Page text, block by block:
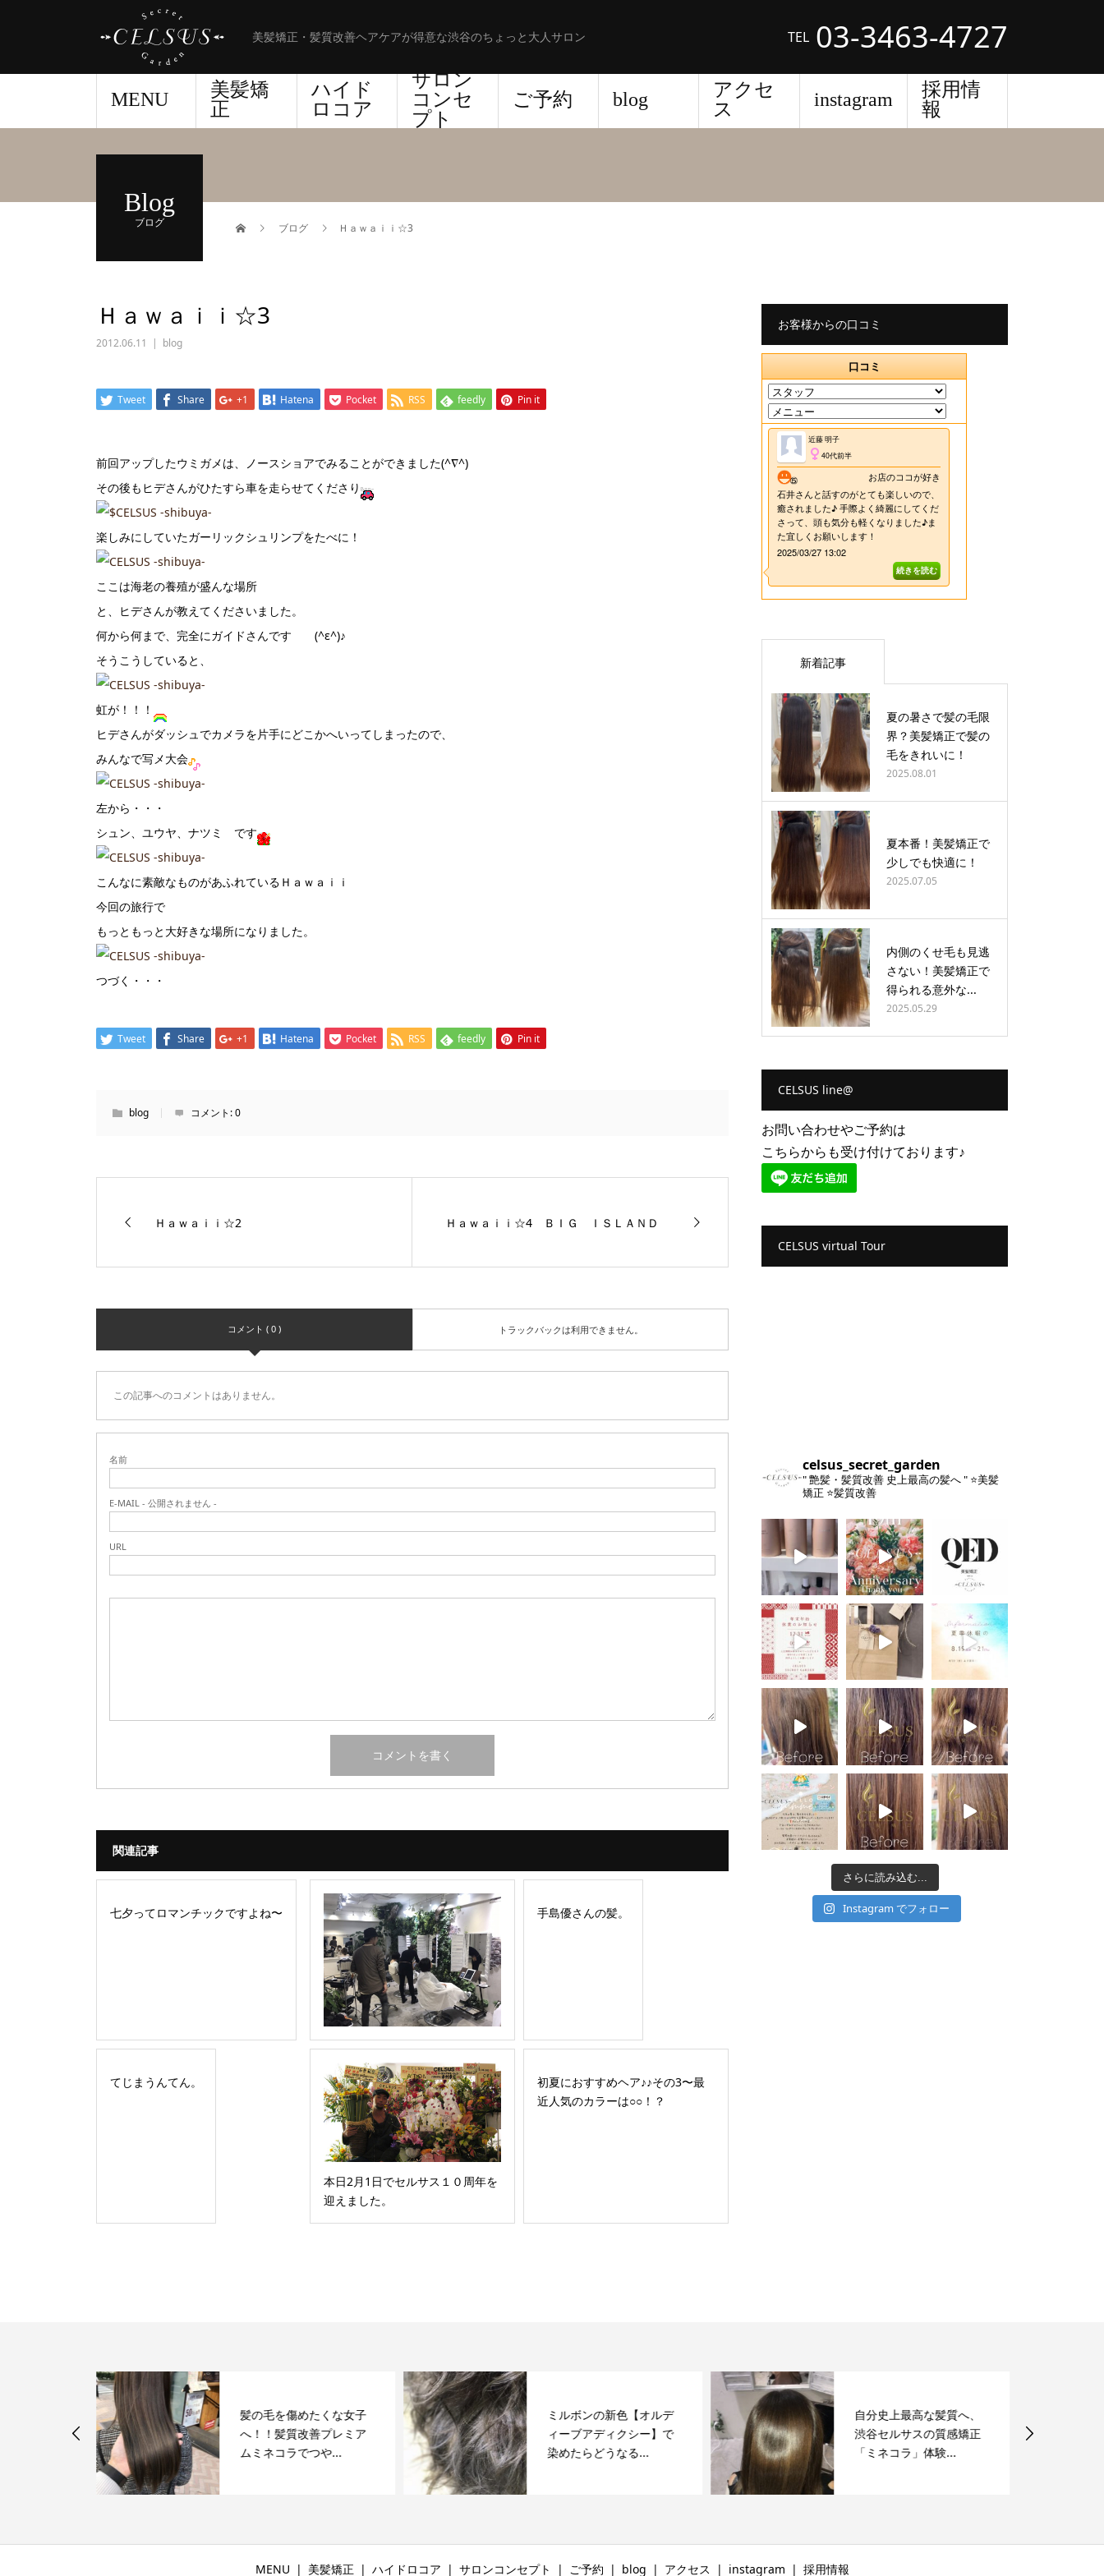
美髪矯正・髪質改善ヘアケアが得意な渋谷のちょっと大人サロン TEL 03-3463-4727
MENU
美髪矯
正
ハイド
ロコア
サロン
コンセ
プト
ご予約 blog
アクセ
ス
instagram
採用情
報
Blog
ブログ ブログ Ｈａｗａｉｉ☆3
Ｈａｗａｉｉ☆3
2012.06.11 blog
Tweet Share +1 Hatena Pocket RSS feedly Pin it
前回アップしたウミガメは、ノースショアでみることができました(^∇^)
その後もヒデさんがひたすら車を走らせてくださり
楽しみにしていたガーリックシュリンプをたべに！
ここは海老の養殖が盛んな場所
と、ヒデさんが教えてくださいました。
何から何まで、完全にガイドさんです (^ε^)♪
そうこうしていると、
虹が！！！
ヒデさんがダッシュでカメラを片手にどこかへいってしまったので、
みんなで写メ大会
左から・・・
シュン、ユウヤ、ナツミ です
こんなに素敵なものがあふれているＨａｗａｉｉ
今回の旅行で
もっともっと大好きな場所になりました。
つづく・・・
Tweet Share +1 Hatena Pocket RSS feedly Pin it
blog コメント:0
Ｈａｗａｉｉ☆2 Ｈａｗａｉｉ☆4 ＢＩＧ ＩＳＬＡＮＤ
コメント ( 0 ) トラックバックは利用できません。
この記事へのコメントはありません。
名前
E-MAIL - 公開されません -
URL
関連記事
七夕ってロマンチックですよね〜 手島優さんの髪。
てじまうんてん。
本日2月1日でセルサス１０周年を
迎えました。
初夏におすすめヘア♪♪その3〜最
近人気のカラーは○○！？
お客様からの口コミ
新着記事
夏の暑さで髪の毛限
界？美髪矯正で髪の
毛をきれいに！
2025.08.01
夏本番！美髪矯正で
少しでも快適に！
2025.07.05
内側のくせ毛も見逃
さない！美髪矯正で
得られる意外な...
2025.05.29
CELSUS line@
お問い合わせやご予約は
こちらからも受け付けております♪
CELSUS virtual Tour
celsus_secret_garden
" 艶髪・髪質改善 史上最高の髪へ " ⭐️美髪
矯正 ⭐️髪質改善
さらに読み込む...
Instagram でフォロー
髪の毛を傷めたくな女子
へ！！髪質改善プレミア
ムミネコラでつや...
ミルボンの新色【オルデ
ィーブアディクシー】で
染めたらどうなる...
自分史上最高な髪質へ、
渋谷セルサスの質感矯正
「ミネコラ」体験...
MENU 美髪矯正 ハイドロコア サロンコンセプト ご予約 blog アクセス instagram 採用情報